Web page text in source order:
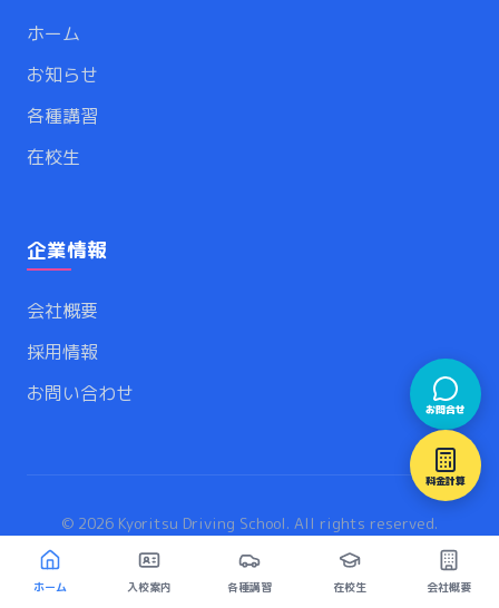
採用情報
ホーム
お知らせ
各種講習
在校生
企業情報
会社概要
採用情報
お問い合わせ
© 2026 Kyoritsu Driving School. All rights reserved.
ホーム 入校案内 各種講習 在校生 会社概要
お問合せ
料金計算